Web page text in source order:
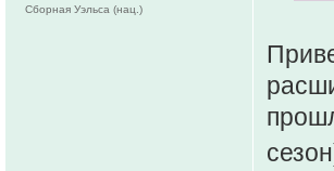
Сборная Уэльса (нац.)